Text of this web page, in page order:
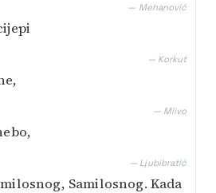
— Mehanović
— Korkut
— Mlivo
— Ljubibratić
Samilosnog. Kada